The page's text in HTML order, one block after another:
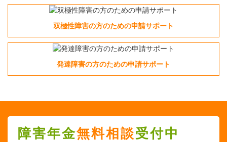
双極性障害の方のための申請サポート
発達障害の方のための申請サポート
障害年金無料相談受付中